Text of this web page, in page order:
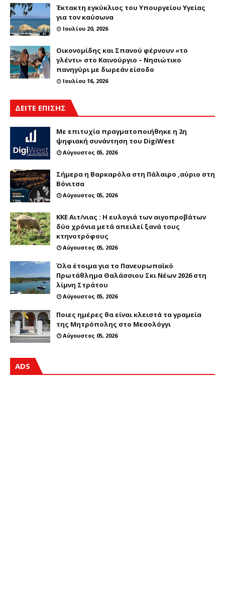
Έκτακτη εγκύκλιος του Υπουργείου Υγείας
για τον καύσωνα
Ιουλίου 20, 2026
Οικονομίδης και Σπανού φέρνουν «το
γλέντι» στο Καινούργιο – Νησιώτικο
πανηγύρι με δωρεάν είσοδο
Ιουλίου 16, 2026
ΔΕΙΤΕ ΕΠΙΣΗΣ
Με επιτυχία πραγματοποιήθηκε η 2η
ψηφιακή συνάντηση του DigiWest
Αύγουστος 05, 2026
Σήμερα η Βαρκαρόλα στη Πάλαιρο ,αύριο στη
Βόνιτσα
Αύγουστος 05, 2026
ΚΚΕ Αιτ/νιας : Η ευλογιά των αιγοπροβάτων
δύο χρόνια μετά απειλεί ξανά τους
κτηνοτρόφους
Αύγουστος 05, 2026
Όλα έτοιμα για το Πανευρωπαϊκό
Πρωτάθλημα Θαλάσσιου Σκι Νέων 2026 στη
λίμνη Στράτου
Αύγουστος 05, 2026
Ποιες ημέρες θα είναι κλειστά τα γραμεία
της Μητρόπολης στο Μεσολόγγι
Αύγουστος 05, 2026
ADS